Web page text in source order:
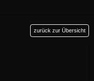
zurück zur Übersicht